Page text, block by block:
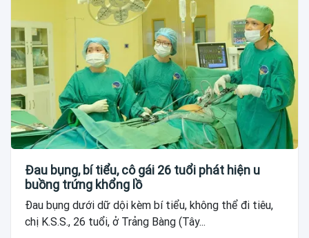
Đau bụng, bí tiểu, cô gái 26 tuổi phát hiện u
buồng trứng khổng lồ
Đau bụng dưới dữ dội kèm bí tiểu, không thể đi tiêu,
chị K.S.S., 26 tuổi, ở Trảng Bàng (Tây...